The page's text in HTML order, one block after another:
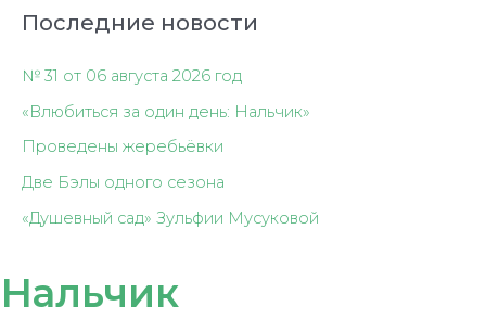
Последние новости
№ 31 от 06 августа 2026 год
«Влюбиться за один день: Нальчик»
Проведены жеребьёвки
Две Бэлы одного сезона
«Душевный сад» Зульфии Мусуковой
Нальчик